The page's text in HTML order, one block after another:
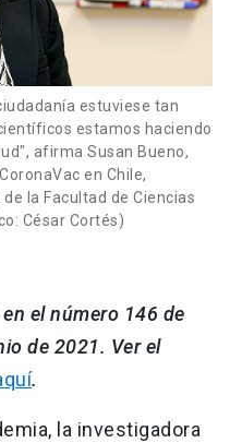
estuviese tan
estamos haciendo
afirma Susan Bueno,
en Chile,
la Facultad de Ciencias
César Cortés)
el número 146 de
de 2021. Ver el
.
la investigadora